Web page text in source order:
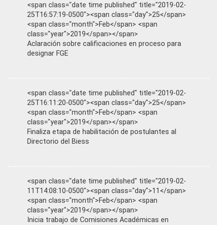
<span class="date time published" title="2019-02-
25T16:57:19-0500"><span class="day">25</span>
<span class="month">Feb</span> <span
class="year">2019</span></span>
Aclaración sobre calificaciones en proceso para
designar FGE
<span class="date time published" title="2019-02-
25T16:11:20-0500"><span class="day">25</span>
<span class="month">Feb</span> <span
class="year">2019</span></span>
Finaliza etapa de habilitación de postulantes al
Directorio del Biess
<span class="date time published" title="2019-02-
11T14:08:10-0500"><span class="day">11</span>
<span class="month">Feb</span> <span
class="year">2019</span></span>
Inicia trabajo de Comisiones Académicas en